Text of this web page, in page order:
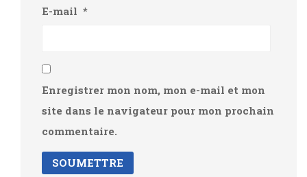
E-mail *
Enregistrer mon nom, mon e-mail et mon
site dans le navigateur pour mon prochain
commentaire.